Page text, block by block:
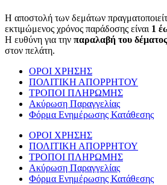
Η αποστολή των δεμάτων
εκτιμώμενος χρόνος παράδοσης είναι 1
Η ευθύνη για την παραλαβή του δέματος
στον πελάτη.
ΟΡΟΙ ΧΡΗΣΗΣ
ΠΟΛΙΤΙΚΗ ΑΠΟΡΡΗΤΟΥ
ΤΡΟΠΟΙ ΠΛΗΡΩΜΗΣ
Ακύρωση Παραγγελίας
Φόρμα Ενημέρωσης Κατάθεσης
ΟΡΟΙ ΧΡΗΣΗΣ
ΠΟΛΙΤΙΚΗ ΑΠΟΡΡΗΤΟΥ
ΤΡΟΠΟΙ ΠΛΗΡΩΜΗΣ
Ακύρωση Παραγγελίας
Φόρμα Ενημέρωσης Κατάθεσης